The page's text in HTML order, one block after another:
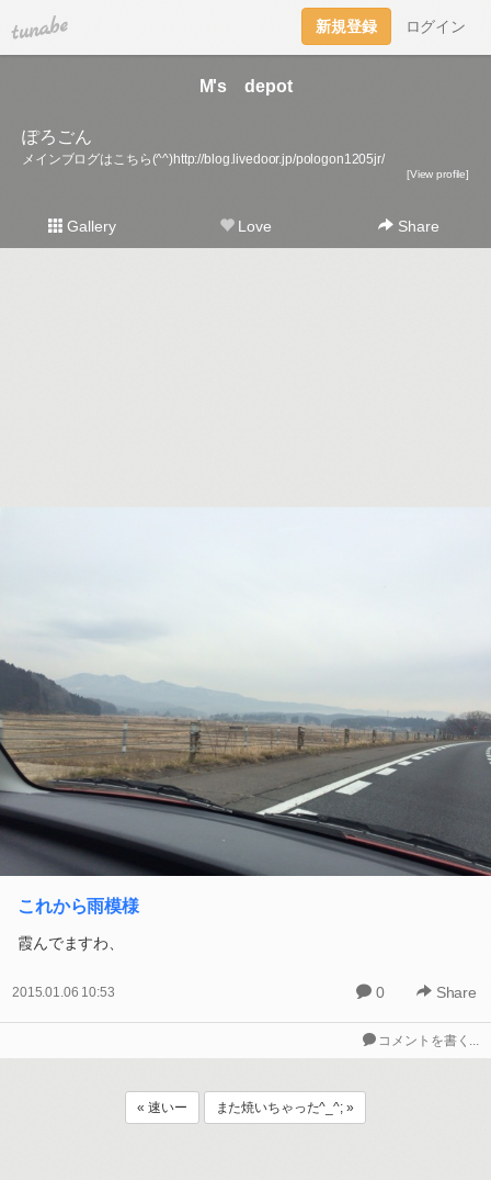
tuna.be 新規登録 ログイン
M's depot
ぽろごん
メインブログはこちら(^^)http://blog.livedoor.jp/pologon1205jr/
[View profile]
Gallery Love Share
これから雨模様
霞んでますわ、
2015.01.06 10:53 0 Share
コメントを書く...
« 速いー また焼いちゃった^_^; »